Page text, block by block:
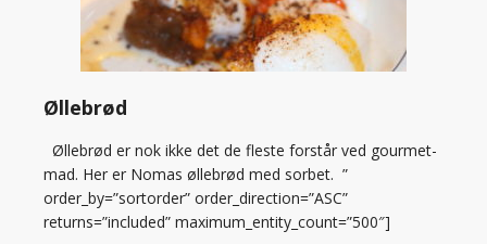
Øllebrød
Øllebrød er nok ikke det de fleste forstår ved gourmet-
mad. Her er Nomas øllebrød med sorbet. ”
order_by=”sortorder” order_direction=”ASC”
returns=”included” maximum_entity_count=”500″]